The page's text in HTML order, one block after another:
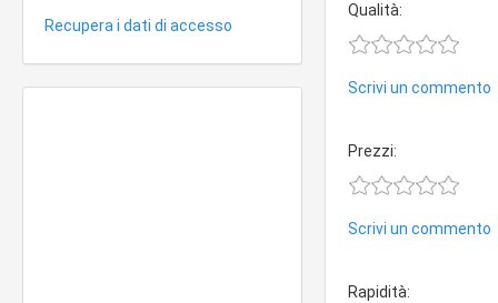
Recupera i dati di accesso
Qualità:
Scrivi un commento
Prezzi:
Scrivi un commento
Rapidità: